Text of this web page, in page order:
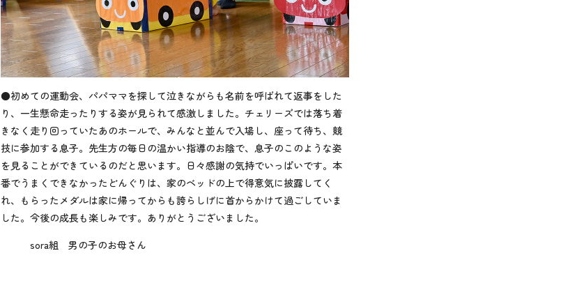
●初めての運動会、パパママを探して泣きながらも名前を呼ばれて返事をした
り、一生懸命走ったりする姿が見られて感激しました。チェリーズでは落ち着
きなく走り回っていたあのホールで、みんなと並んで入場し、座って待ち、競
技に参加する息子。先生方の毎日の温かい指導のお陰で、息子のこのような姿
を見ることができているのだと思います。日々感謝の気持でいっぱいです。本
番でうまくできなかったどんぐりは、家のベッドの上で得意気に披露してく
れ、もらったメダルは家に帰ってからも誇らしげに首からかけて過ごしていま
した。今後の成長も楽しみです。ありがとうございました。
sora組 男の子のお母さん